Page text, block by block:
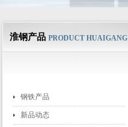
淮钢产品 PRODUCT HUAIGANG
钢铁产品
新品动态